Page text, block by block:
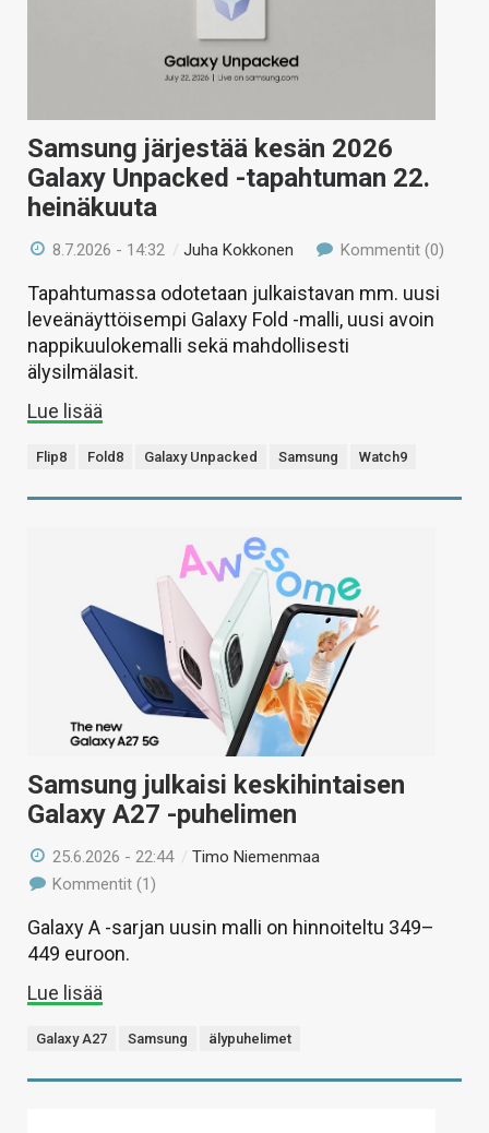
Samsung järjestää kesän 2026
Galaxy Unpacked -tapahtuman 22.
heinäkuuta
8.7.2026 - 14:32 /Juha Kokkonen Kommentit (0)
Tapahtumassa odotetaan julkaistavan mm. uusi
leveänäyttöisempi Galaxy Fold -malli, uusi avoin
nappikuulokemalli sekä mahdollisesti
älysilmälasit.
Lue lisää
Flip8 Fold8 Galaxy Unpacked Samsung Watch9
Samsung julkaisi keskihintaisen
Galaxy A27 -puhelimen
25.6.2026 - 22:44 /Timo Niemenmaa
Kommentit (1)
Galaxy A -sarjan uusin malli on hinnoiteltu 349–
449 euroon.
Lue lisää
Galaxy A27 Samsung älypuhelimet